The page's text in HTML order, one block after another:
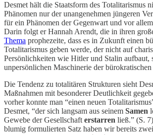
Desmet hält die Staatsform des Totalitarismus
Phänomen nur der unangenehmen jüngeren
für ein Phänomen der Gegenwart und vor
Darin folgt er Hannah Arendt, die in ihren
Thema prophezeite, dass es in Zukunft einen
Totalitarismus geben werde, der nicht auf
Persönlichkeiten wie Hitler und Stalin aufbaut,
unpersönlichen Maschinerie der bürokratischen
Die Tendenz zu totalitären Strukturen sieht
Maßnahmen mit besonderer Deutlichkeit
vorher konnte man “einen neuen
Desmet, “der sich langsam aus seinem Samen
Gewebe der Gesellschaft erstarren ließ.” (S.
blumig formulierten Satz haben wir bereits